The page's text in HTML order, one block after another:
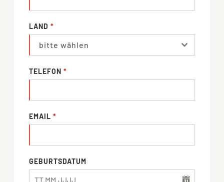
LAND *
bitte wählen
TELEFON *
EMAIL *
GEBURTSDATUM